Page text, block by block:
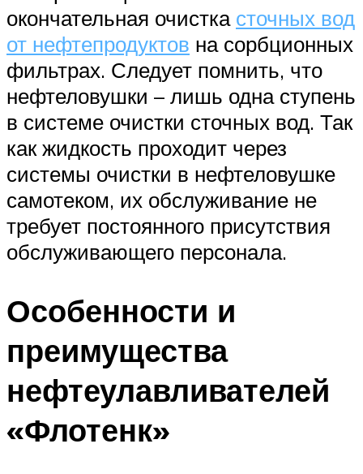
окончательная очистка сточных вод
от нефтепродуктов на сорбционных
фильтрах. Следует помнить, что
нефтеловушки – лишь одна ступень
в системе очистки сточных вод. Так
как жидкость проходит через
системы очистки в нефтеловушке
самотеком, их обслуживание не
требует постоянного присутствия
обслуживающего персонала.
Особенности и
преимущества
нефтеулавливателей
«Флотенк»